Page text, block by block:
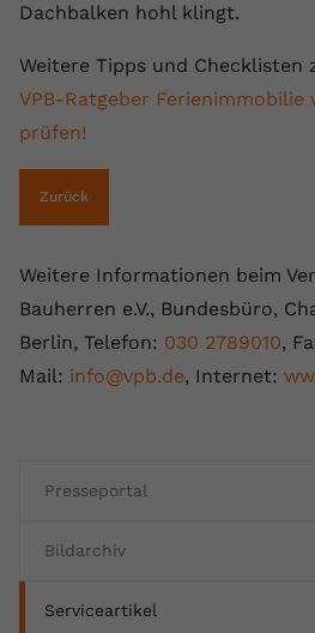
Presseportal
Bildarchiv
Serviceartikel
Dachbalken hohl klingt.
Weitere Tipps und Checklisten
VPB-Ratgeber
prüfen!
Zurück
Weitere Informationen beim
Bauherren e.V., Bundesbüro,
Berlin, Telefon: 030 2789010,
Mail: info@vpb.de, Internet: